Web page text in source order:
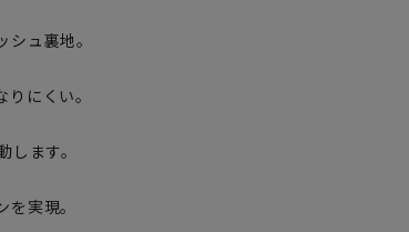
ュ裏地。
にくい。
ます。
実現。